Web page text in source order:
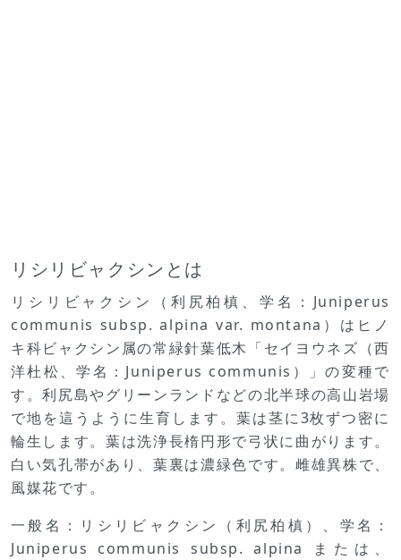
リシリビャクシンとは
リシリビャクシン（利尻柏槙、学名：Juniperus
communis subsp. alpina var. montana）はヒノ
キ科ビャクシン属の常緑針葉低木「セイヨウネズ（西
洋杜松、学名：Juniperus communis）」の変種で
す。利尻島やグリーンランドなどの北半球の高山岩場
で地を這うように生育します。葉は茎に3枚ずつ密に
輪生します。葉は洗浄長楕円形で弓状に曲がります。
白い気孔帯があり、葉裏は濃緑色です。雌雄異株で、
風媒花です。
一般名：リシリビャクシン（利尻柏槙）、学名：
Juniperus communis subsp. alpina または、